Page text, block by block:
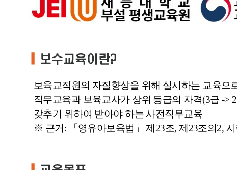
보육교직원의 자질향상을 위해 실시하는 교육으
직무교육과 보육교사가 상위 등급의 자격(3급 ->
갖추기 위하여 받아야 하는 사전직무교육
※ 근거: 「영유아보육법」 제23조, 제23조의2,